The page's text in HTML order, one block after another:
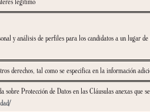
con nuestros servicios.
a proceso de selección de personal
contrato e interés legítimo